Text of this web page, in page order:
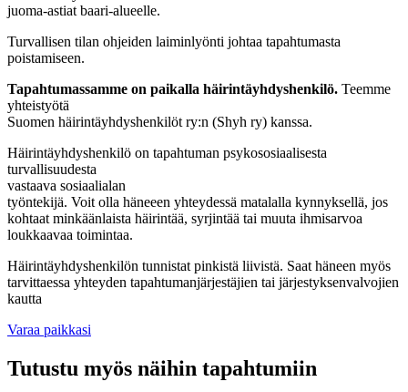
juoma-astiat baari-alueelle.
Turvallisen tilan ohjeiden laiminlyönti johtaa tapahtumasta
poistamiseen.
Tapahtumassamme on paikalla häirintäyhdyshenkilö. Teemme
yhteistyötä
Suomen häirintäyhdyshenkilöt ry:n (Shyh ry) kanssa.
Häirintäyhdyshenkilö on tapahtuman psykososiaalisesta
turvallisuudesta
vastaava sosiaalialan
työntekijä. Voit olla häneeen yhteydessä matalalla kynnyksellä, jos
kohtaat minkäänlaista häirintää, syrjintää tai muuta ihmisarvoa
loukkaavaa toimintaa.
Häirintäyhdyshenkilön tunnistat pinkistä liivistä. Saat häneen myös
tarvittaessa yhteyden tapahtumanjärjestäjien tai järjestyksenvalvojien
kautta
Varaa paikkasi
Tutustu myös näihin tapahtumiin